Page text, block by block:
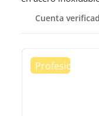
Cuenta